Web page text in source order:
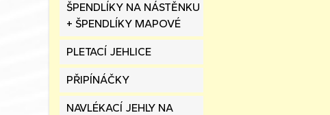
ŠPENDLÍKY NA NÁSTĚNKU
+ ŠPENDLÍKY MAPOVÉ
PLETACÍ JEHLICE
PŘIPÍNÁČKY
NAVLÉKACÍ JEHLY NA